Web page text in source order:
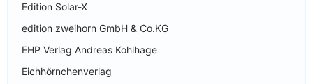
Edition Solar-X
edition zweihorn GmbH & Co.KG
EHP Verlag Andreas Kohlhage
Eichhörnchenverlag